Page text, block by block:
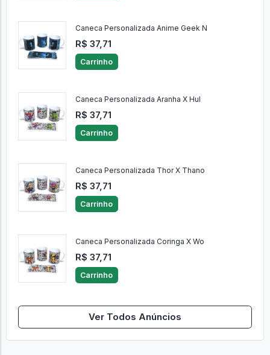
Caneca Personalizada Anime Geek N
R$ 37,71
Carrinho
Caneca Personalizada Aranha X Hul
R$ 37,71
Carrinho
Caneca Personalizada Thor X Thano
R$ 37,71
Carrinho
Caneca Personalizada Coringa X Wo
R$ 37,71
Carrinho
Ver Todos Anúncios